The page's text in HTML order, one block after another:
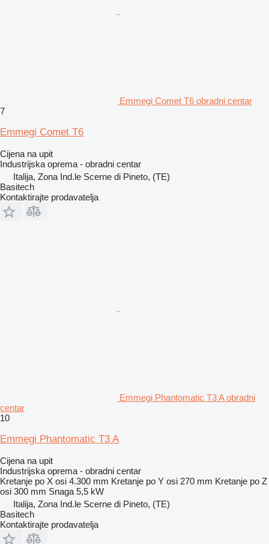
Emmegi Comet T6 obradni centar
7
Emmegi Comet T6
Cijena na upit
Industrijska oprema - obradni centar
Italija, Zona Ind.le Scerne di Pineto, (TE)
Basitech
Kontaktirajte prodavatelja
Emmegi Phantomatic T3 A obradni
centar
10
Emmegi Phantomatic T3 A
Cijena na upit
Industrijska oprema - obradni centar
Kretanje po X osi 4.300 mm Kretanje po Y osi 270 mm Kretanje po Z
osi 300 mm Snaga 5,5 kW
Italija, Zona Ind.le Scerne di Pineto, (TE)
Basitech
Kontaktirajte prodavatelja